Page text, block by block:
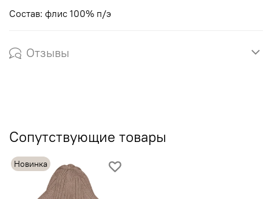
Состав: флис 100% п/э
Отзывы
Сопутствующие товары
Новинка